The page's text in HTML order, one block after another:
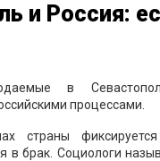
и Россия:
в
процессами.
страны
в брак. Социологи